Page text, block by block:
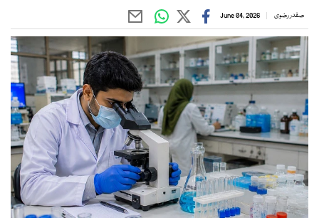
صفدر رضوی June 04, 2026